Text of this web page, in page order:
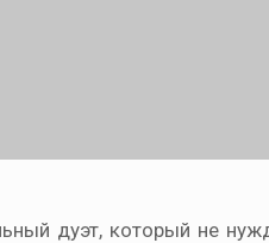
дуэт, который не